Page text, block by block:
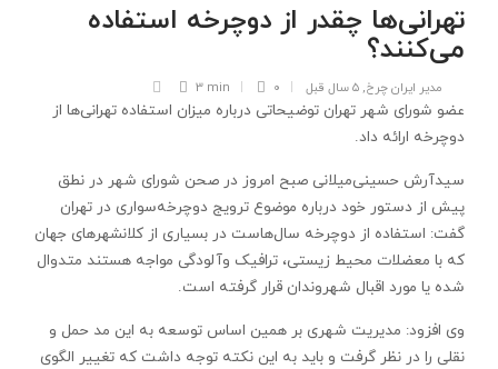
تهرانی‌ها چقدر از دوچرخه استفاده
می‌کنند؟
مدیر ایران چرخ, ۵ سال قبل ۰ 3 min
عضو شورای شهر تهران توضیحاتی درباره میزان استفاده تهرانی‌ها از
دوچرخه ارائه داد.
سیدآرش حسینی‌میلانی صبح امروز در صحن شورای شهر در نطق
پیش از دستور خود درباره موضوع ترویج دوچرخه‌سواری در تهران
گفت: استفاده از دوچرخه سال‌هاست در بسیاری از کلانشهرهای جهان
که با معضلات محیط زیستی، ترافیک وآلودگی مواجه هستند متدوال
شده یا مورد اقبال شهروندان قرار گرفته است.
وی افزود: مدیریت شهری بر همین اساس توسعه به این مد حمل و
نقلی را در نظر گرفت و باید به این نکته توجه داشت که تغییر الگوی